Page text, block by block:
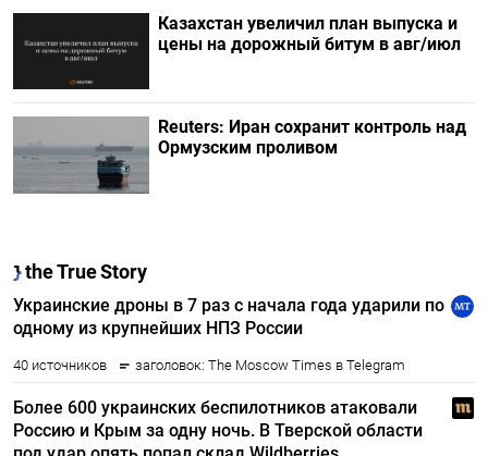
Казахстан увеличил план выпуска и
цены на дорожный битум в авг/июл
Reuters: Иран сохранит контроль над
Ормузским проливом